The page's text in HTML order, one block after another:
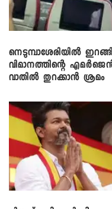
നെടുമ്പാശേരിയിൽ
വിമാനത്തിന്റെ
വാതിൽ തുറക്കാൻ ശ്രമം